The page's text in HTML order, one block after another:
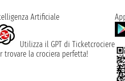
Artificiale
Utilizza il GPT di Ticketcrociere
trovare la crociera perfetta!